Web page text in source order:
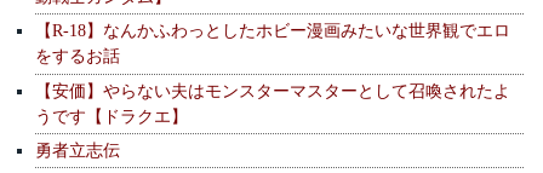
【R-18】なんかふわっとしたホビー漫画みたいな世界観でエロ
をするお話
【安価】やらない夫はモンスターマスターとして召喚されたよ
うです【ドラクエ】
勇者立志伝